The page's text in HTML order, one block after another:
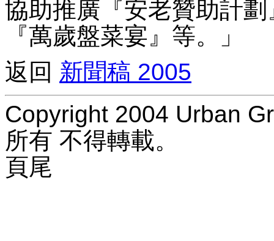
協助推廣『安老贊助計
『萬歲盤菜宴』等。」
返回 新聞稿 2005
Copyright 2004 Urban
所有 不得轉載。
頁尾